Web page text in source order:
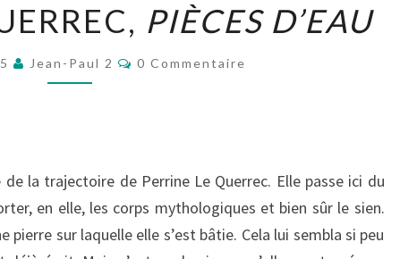
LE
PIÈCES D’EAU
Jean-Paul 2 Commentaires
0 Commentaire
la trajectoire de Perrine Le Querrec. Elle passe ici du
en elle, les corps mythologiques et bien sûr le sien.
pierre sur laquelle elle s’est bâtie. Cela lui sembla si peu